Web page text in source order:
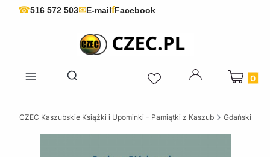
☎516 572 503✉E-mailfFacebook
Otwórz wyszukiwarkę
Produkty
CZEC Kaszubskie Książki i Upominki - Pamiątki z Kaszub Gdańskie